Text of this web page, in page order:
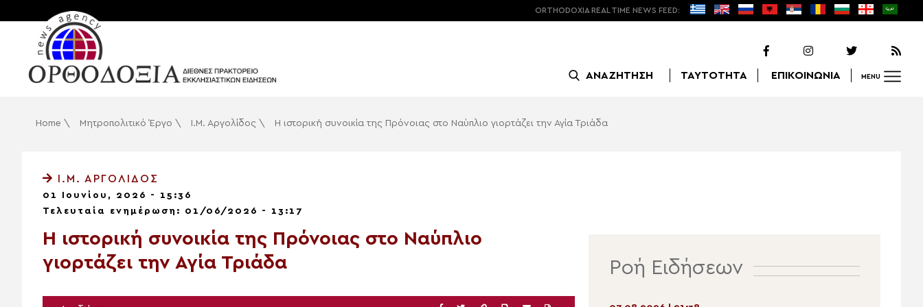
ORTHODOXIA REAL TIME NEWS FEED:
ΑΝΑΖΗΤΗΣΗ ΤΑΥΤΟΤΗΤΑ ΕΠΙΚΟΙΝΩΝΙΑ MENU
Home \ Μητροπολιτικό Έργο \ Ι.Μ. Αργολίδος \ Η ιστορική συνοικία της Πρόνοιας στο Ναύπλιο γιορτάζει την Αγία Τριάδα
Ι.Μ. ΑΡΓΟΛΊΔΟΣ
01 Ιουνίου, 2026 - 15:36
Τελευταία ενημέρωση: 01/06/2026 - 13:17
Η ιστορική συνοικία της Πρόνοιας στο Ναύπλιο
γιορτάζει την Αγία Τριάδα
Ροή Ειδήσεων